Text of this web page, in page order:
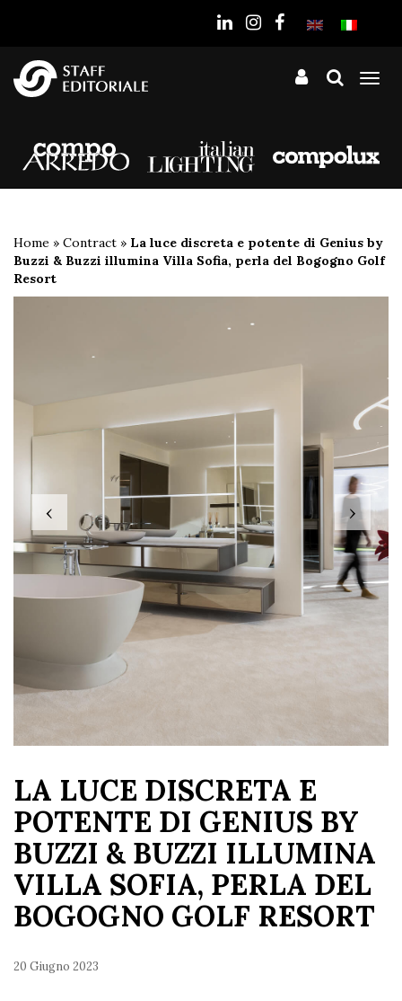
Home » Contract » La luce discreta e potente di Genius by
Buzzi & Buzzi illumina Villa Sofia, perla del Bogogno Golf
Resort
‹ ›
LA LUCE DISCRETA E
POTENTE DI GENIUS BY
BUZZI & BUZZI ILLUMINA
VILLA SOFIA, PERLA DEL
BOGOGNO GOLF RESORT
20 Giugno 2023